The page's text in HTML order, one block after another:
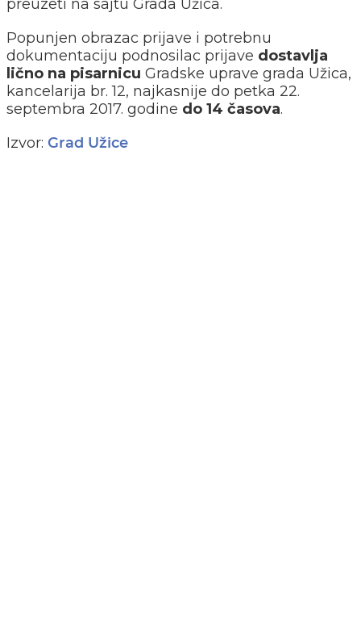
preuzeti na sajtu Grada Užica.
Popunjen obrazac prijave i potrebnu
dokumentaciju podnosilac prijave dostavlja
lično na pisarnicu Gradske uprave grada Užica,
kancelarija br. 12, najkasnije do petka 22.
septembra 2017. godine do 14 časova.
Izvor: Grad Užice